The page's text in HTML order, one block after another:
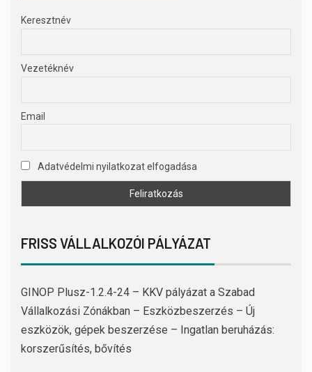
Keresztnév
Vezetéknév
Email
Adatvédelmi nyilatkozat elfogadása
FRISS VÁLLALKOZÓI PÁLYÁZAT
GINOP Plusz-1.2.4-24 – KKV pályázat a Szabad
Vállalkozási Zónákban – Eszközbeszerzés – Új
eszközök, gépek beszerzése – Ingatlan beruházás:
korszerűsítés, bővítés